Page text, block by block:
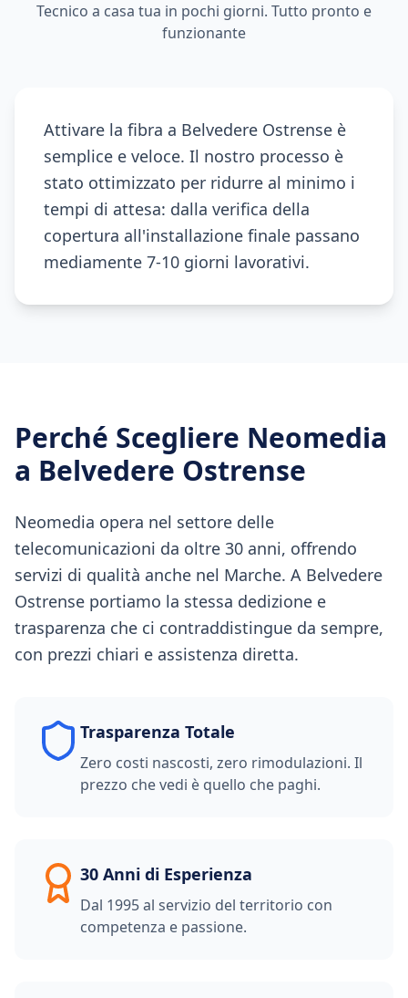
Tecnico a casa tua in pochi giorni. Tutto pronto e
funzionante
Attivare la fibra a Belvedere Ostrense è
semplice e veloce. Il nostro processo è
stato ottimizzato per ridurre al minimo i
tempi di attesa: dalla verifica della
copertura all'installazione finale passano
mediamente 7-10 giorni lavorativi.
Perché Scegliere Neomedia
a Belvedere Ostrense
Neomedia opera nel settore delle
telecomunicazioni da oltre 30 anni, offrendo
servizi di qualità anche nel Marche. A Belvedere
Ostrense portiamo la stessa dedizione e
trasparenza che ci contraddistingue da sempre,
con prezzi chiari e assistenza diretta.
Trasparenza Totale
Zero costi nascosti, zero rimodulazioni. Il
prezzo che vedi è quello che paghi.
30 Anni di Esperienza
Dal 1995 al servizio del territorio con
competenza e passione.